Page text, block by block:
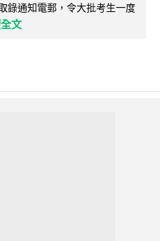
錄通知電郵，令大批考生一度
文